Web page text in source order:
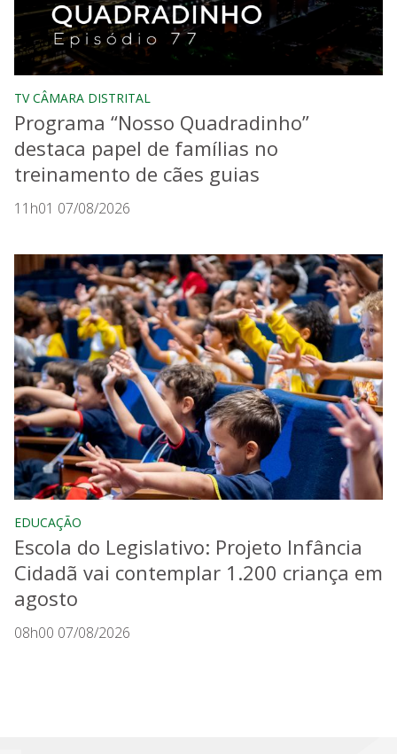
TV CÂMARA DISTRITAL
Programa “Nosso Quadradinho”
destaca papel de famílias no
treinamento de cães guias
11h01 07/08/2026
EDUCAÇÃO
Escola do Legislativo: Projeto Infância
Cidadã vai contemplar 1.200 criança em
agosto
08h00 07/08/2026